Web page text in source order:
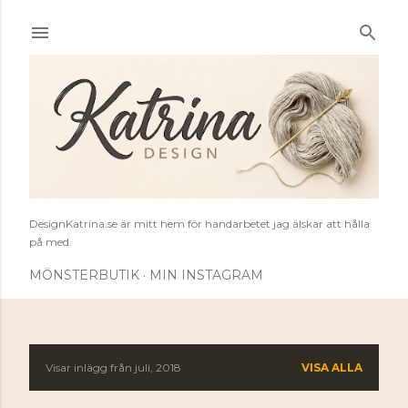
DesignKatrina.se är mitt hem för handarbetet jag älskar att hålla
på med.
MÖNSTERBUTIK MIN INSTAGRAM
I Visar inlägg från juli, 2018 VISA ALLA